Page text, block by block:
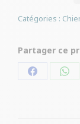
Catégories :
Partager ce
Partager